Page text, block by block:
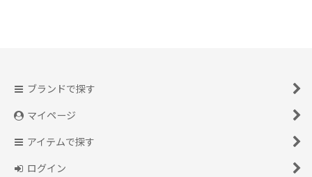
ブランドで探す
マイページ
アイテムで探す
ログイン